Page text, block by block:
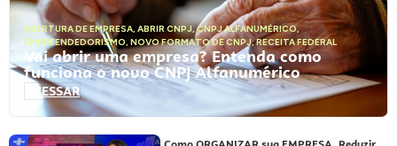
ABERTURA DE EMPRESA, ABRIR CNPJ,CNPJ ALFANUMÉRICO,
EMPREENDEDORISMO, NOVO FORMATO DE CNPJ,RECEITA FEDERAL
Vai abrir uma empresa? Entenda como
funciona o novo CNPJ Alfanumérico
ACESSAR